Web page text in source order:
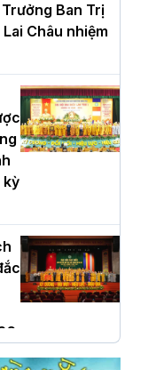
Ban Trị
Châu nhiệm
kỳ